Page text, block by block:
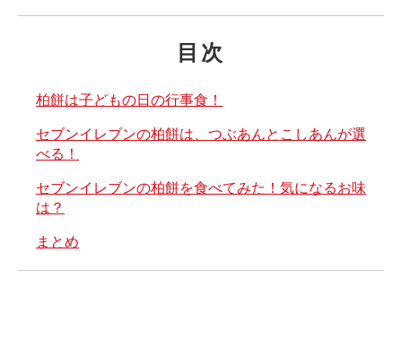
目次
柏餅は子どもの日の行事食！
セブンイレブンの柏餅は、つぶあんとこしあんが選
べる！
セブンイレブンの柏餅を食べてみた！気になるお味
は？
まとめ